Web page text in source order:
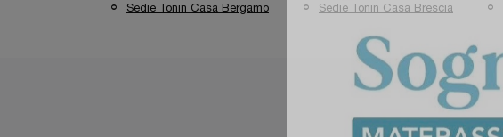
Sedie Tonin Casa Bergamo Sedie Tonin Casa Brescia